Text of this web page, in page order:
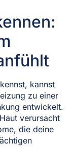
kannst
zu einer
entwickelt.
verursacht
die deine